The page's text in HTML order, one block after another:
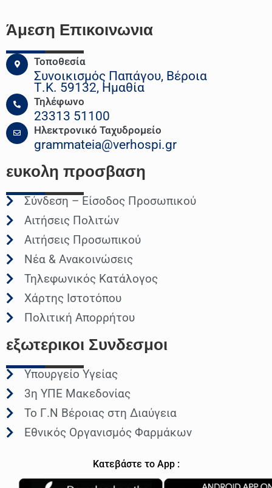
Άμεση Επικοινωνια
Τοποθεσία
Συνοικισμός Παπάγου, Βέροια
Τ.Κ. 59132, Ημαθία
Τηλέφωνο
23313 51100
Ηλεκτρονικό Ταχυδρομείο
grammateia@verhospi.gr
ευκολη προσβαση
Σύνδεση – Είσοδος Προσωπικού
Αιτήσεις Πολιτών
Αιτήσεις Προσωπικού
Νέα & Ανακοινώσεις
Τηλεφωνικός Κατάλογος
Χάρτης Ιστοτόπου
Πολιτική Απορρήτου
εξωτερικοι Συνδεσμοι
Υπουργείο Υγείας
3η ΥΠΕ Μακεδονίας
Το Γ.Ν Βέροιας στη Διαύγεια
Εθνικός Οργανισμός Φαρμάκων
Κατεβάστε το App :